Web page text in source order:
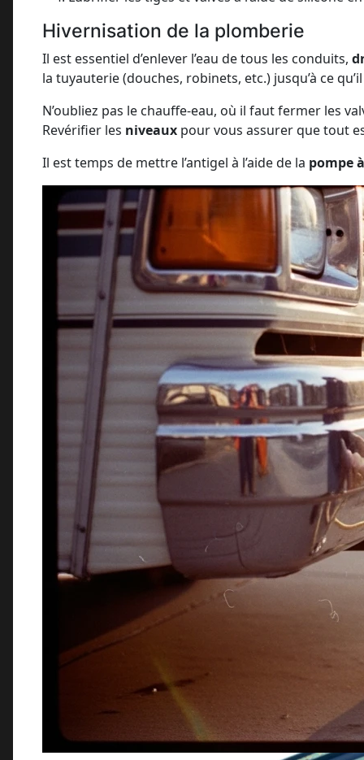
Hivernisation de la plomberie
Il est essentiel d’enlever l’eau de tous les conduits,
la tuyauterie (douches, robinets, etc.) jusqu’à ce qu’il
N’oubliez pas le chauffe-eau, où il faut fermer les
Revérifier les niveauxpour vous assurer que tout
Il est temps de mettre l’antigel à l’aide de la pompe